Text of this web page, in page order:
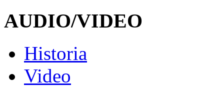
AUDIO/VIDEO
Historia
Video